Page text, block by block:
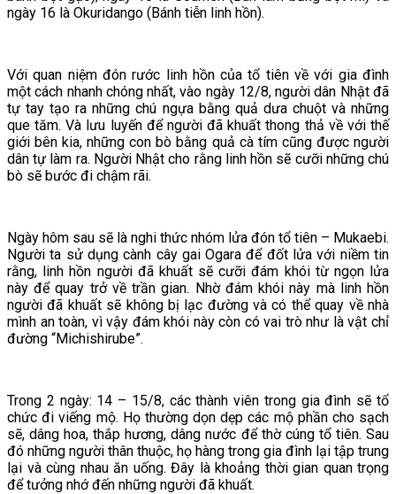
ngày 16 là Okuridango (Bánh tiễn linh hồn).
Với quan niệm đón rước linh hồn của tổ tiên về với gia đình
một cách nhanh chóng nhất, vào ngày 12/8, người dân Nhật đã
tự tay tạo ra những chú ngựa bằng quả dưa chuột và những
que tăm. Và lưu luyến để người đã khuất thong thả về với thế
giới bên kia, những con bò bằng quả cà tím cũng được người
dân tự làm ra. Người Nhật cho rằng linh hồn sẽ cưỡi những chú
bò sẽ bước đi chậm rãi.
Ngày hôm sau sẽ là nghi thức nhóm lửa đón tổ tiên – Mukaebi.
Người ta sử dụng cành cây gai Ogara để đốt lửa với niềm tin
rằng, linh hồn người đã khuất sẽ cưỡi đám khói từ ngọn lửa
này để quay trở về trần gian. Nhờ đám khói này mà linh hồn
người đã khuất sẽ không bị lạc đường và có thể quay về nhà
mình an toàn, vì vậy đám khói này còn có vai trò như là vật chỉ
đường “Michishirube”.
Trong 2 ngày: 14 – 15/8, các thành viên trong gia đình sẽ tổ
chức đi viếng mộ. Họ thường dọn dẹp các mộ phần cho sạch
sẽ, dâng hoa, thắp hương, dâng nước để thờ cúng tổ tiên. Sau
đó những người thân thuộc, họ hàng trong gia đình lại tập trung
lại và cùng nhau ăn uống. Đây là khoảng thời gian quan trọng
để tưởng nhớ đến những người đã khuất.